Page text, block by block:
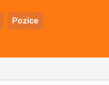
Pozice